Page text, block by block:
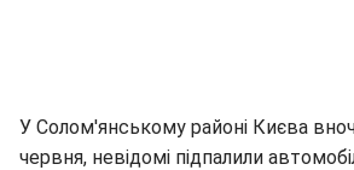
У Солом'янському районі Києва
червня, невідомі підпалили